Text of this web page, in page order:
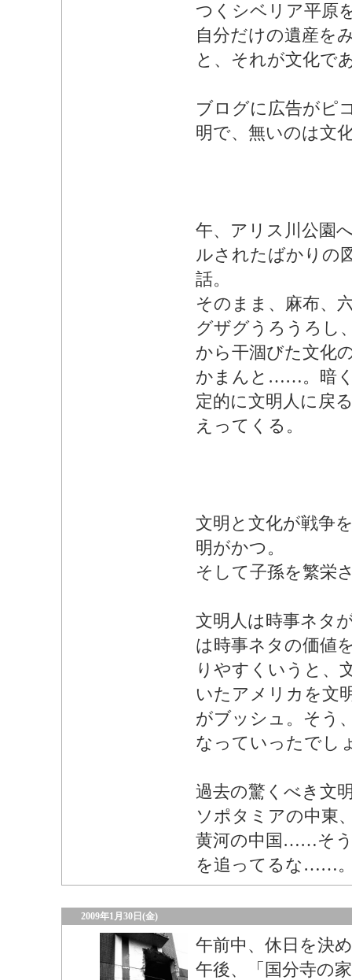
つくシベリア平原
自分だけの遺産を
と、それが文化で
ブログに広告がピ
明で、無いのは文
午、アリス川公園
ルされたばかりの
話。
そのまま、麻布、
グザグうろうろし
から干涸びた文化
かまんと……。暗
定的に文明人に戻
えってくる。
文明と文化が戦争
明がかつ。
そして子孫を繁栄
文明人は時事ネタ
は時事ネタの価値
りやすくいうと、
いたアメリカを文
がブッシュ。そう
なっていったでし
過去の驚くべき文
ソポタミアの中東
黄河の中国……そ
を追ってるな……
2009年1月30日(金)
午前中、休日を決
午後、「国分寺の